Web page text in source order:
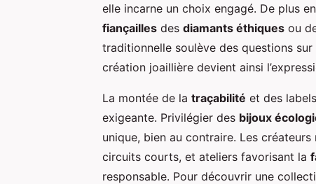
elle incarne un choix engagé. De plus
fiançailles des diamants éthiques ou
traditionnelle soulève des questions
création joaillière devient ainsi
La montée de la traçabilité et des
exigeante. Privilégier des bijoux
unique, bien au contraire. Les
circuits courts, et ateliers favorisant la
responsable. Pour découvrir une